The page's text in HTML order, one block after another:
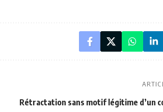
Rétractation sans motif légitime d’un